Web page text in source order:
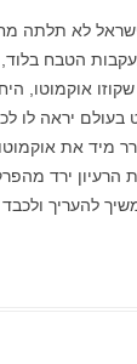
לא תלתה
אוקמוטו,
יראה לו
מיד את
ירד
להעריך